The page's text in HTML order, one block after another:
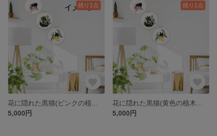
残り1点
5,000円
残り1点
5,000円